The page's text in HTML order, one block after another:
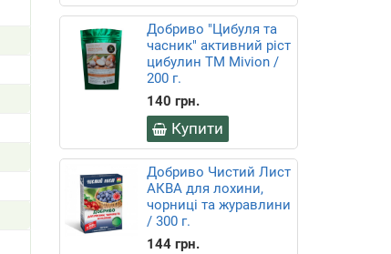
Добриво "Цибуля та
часник" активний ріст
цибулин ТМ Mivion /
200 г.
140 грн.
Купити
Добриво Чистий Лист
АКВА для лохини,
чорниці та журавлини
/ 300 г.
144 грн.